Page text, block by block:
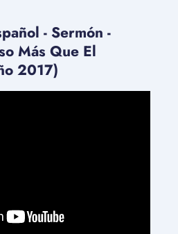
- Sermón -
Más Que El
2017)